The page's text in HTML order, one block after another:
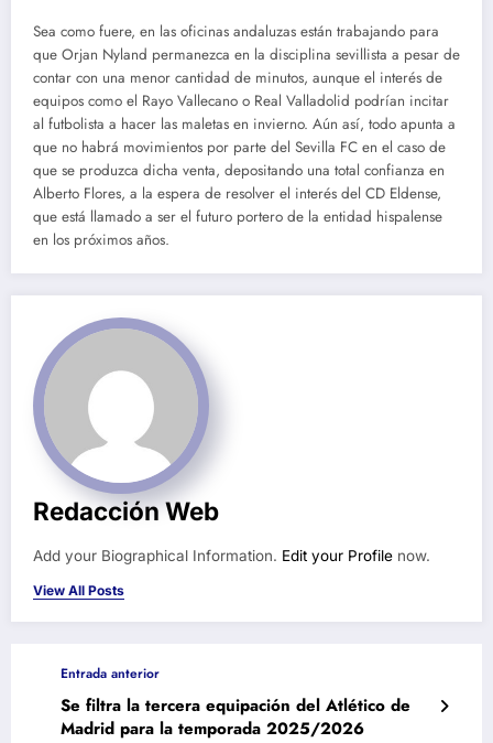
Sea como fuere, en las oficinas andaluzas están trabajando para
que Orjan Nyland permanezca en la disciplina sevillista a pesar de
contar con una menor cantidad de minutos, aunque el interés de
equipos como el Rayo Vallecano o Real Valladolid podrían incitar
al futbolista a hacer las maletas en invierno. Aún así, todo apunta a
que no habrá movimientos por parte del Sevilla FC en el caso de
que se produzca dicha venta, depositando una total confianza en
Alberto Flores, a la espera de resolver el interés del CD Eldense,
que está llamado a ser el futuro portero de la entidad hispalense
en los próximos años.
Redacción Web
Add your Biographical Information. Edit your Profile now.
View All Posts
Entrada anterior
Se filtra la tercera equipación del Atlético de
Madrid para la temporada 2025/2026